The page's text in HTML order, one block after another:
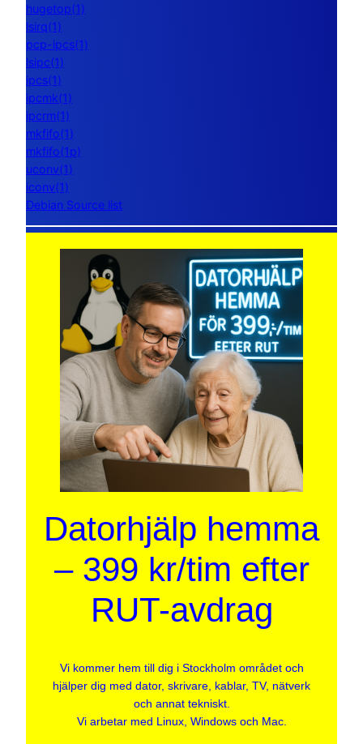
hugetop(1)
lsirq(1)
pcp-ipcs(1)
lsipc(1)
ipcs(1)
ipcmk(1)
ipcrm(1)
mkfifo(1)
mkfifo(1p)
uconv(1)
iconv(1)
Debian Source list
Datorhjälp hemma
– 399 kr/tim efter
RUT-avdrag
Vi kommer hem till dig i Stockholm området och
hjälper dig med dator, skrivare, kablar, TV, nätverk
och annat tekniskt.
Vi arbetar med Linux, Windows och Mac.